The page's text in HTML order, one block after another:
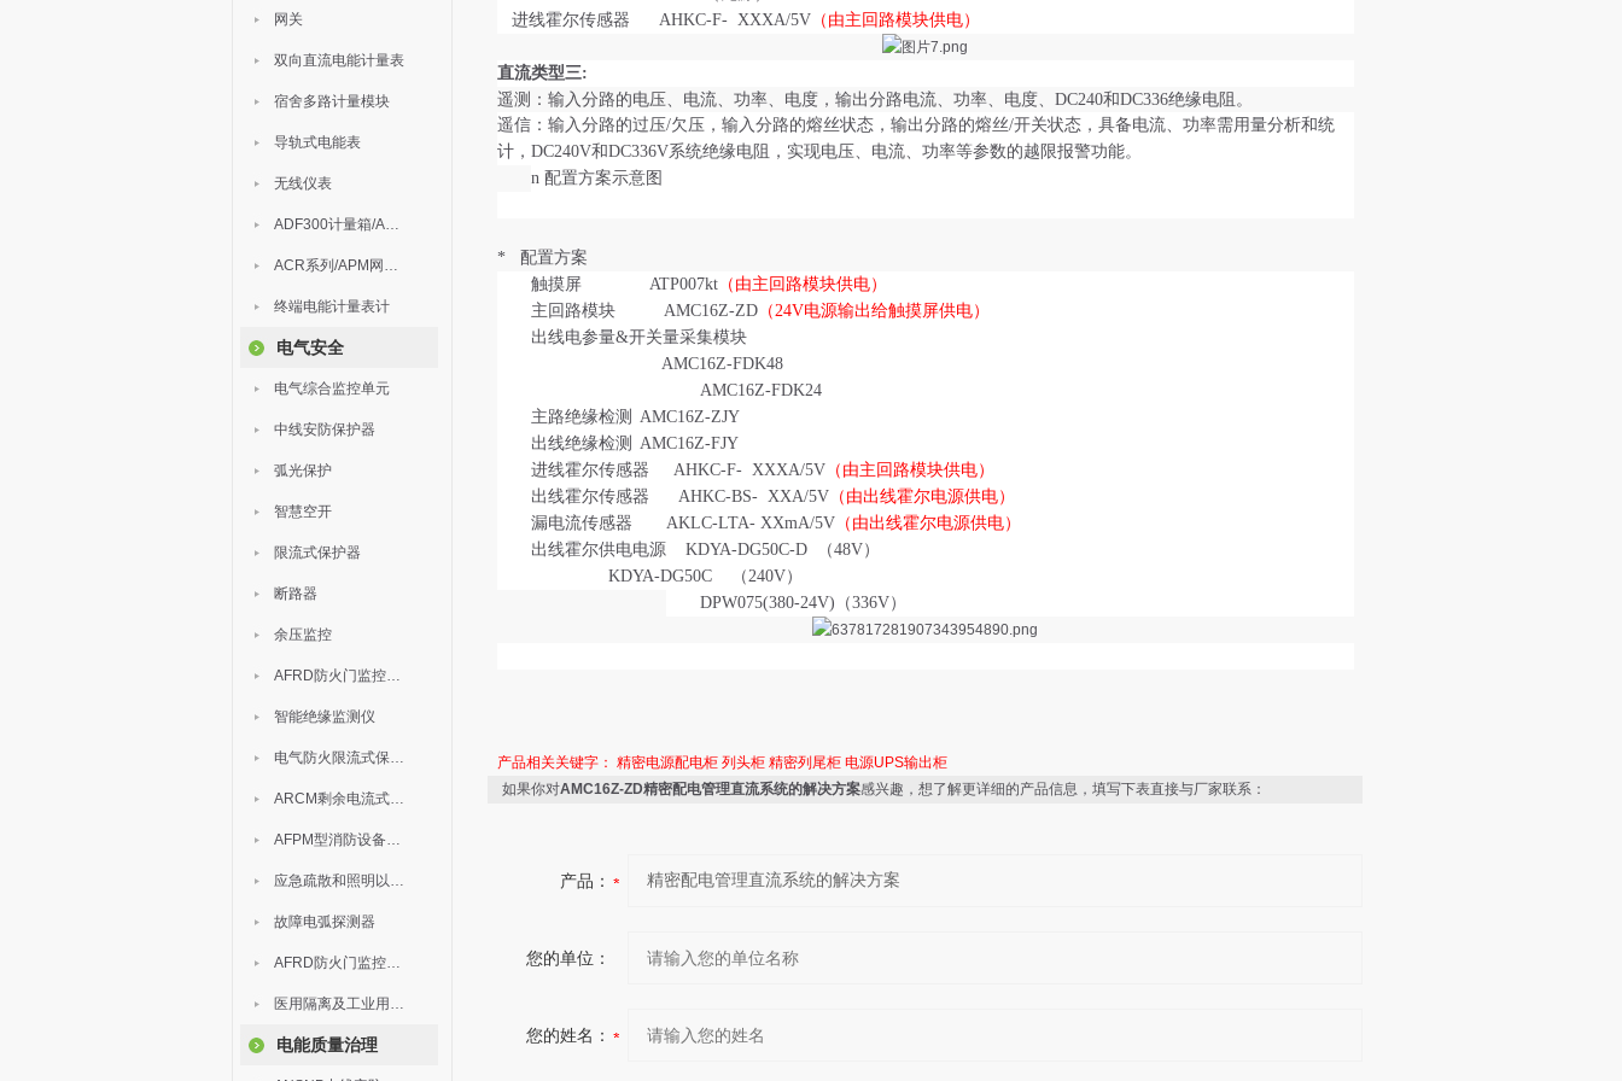
网关
双向直流电能计量表
宿舍多路计量模块
导轨式电能表
无线仪表
ADF300计量箱/AEW无线计量
ACR系列/APM网络电力仪表
终端电能计量表计
电气安全
电气综合监控单元
中线安防保护器
弧光保护
智慧空开
限流式保护器
断路器
余压监控
AFRD防火门监控模块
智能绝缘监测仪
电气防火限流式保护器
ARCM剩余电流式电气火灾监控装置
AFPM型消防设备电源监控系统
应急疏散和照明以及灯具
故障电弧探测器
AFRD防火门监控系统
医用隔离及工业用电绝缘检测
电能质量治理
进线霍尔传感器 AHKC-F- XXXA/5V（由主回路模块供电）
直流类型三:
遥测：输入分路的电压、电流、功率、电度，输出分路电流、功率、电度、 DC240和DC336绝缘电阻。
遥信：输入分路的过压/欠压，输入分路的熔丝状态，输出分路的熔丝/开关状态，具备电流、功率需用量分析和统
计，DC240V和DC336V系统绝缘电阻，实现电压、电流、功率等参数的越限报警功能。
n 配置方案示意图
* 配置方案
触摸屏ATP007kt（由主回路模块供电）
主回路模块AMC16Z-ZD（24V电源输出给触摸屏供电）
出线电参量&开关量采集模块
AMC16Z-FDK48
AMC16Z-FDK24
主路绝缘检测 AMC16Z-ZJY
出线绝缘检测 AMC16Z-FJY
进线霍尔传感器
AHKC-F- XXXA/5V（由主回路模块供电）
出线霍尔传感器 AHKC-BS-XXA/5V（由出线霍尔电源供电）
漏电流传感器
AKLC-LTA- XXmA/5V（由出线霍尔电源供电）
出线霍尔供电电源
KDYA-DG50C-D （48V）
KDYA-DG50C
（240V）
DPW075(380-24V)（336V）
产品相关关键字： 精密电源配电柜 列头柜 精密列尾柜 电源UPS输出柜
如果你对AMC16Z-ZD精密配电管理直流系统的解决方案感兴趣，想了解更详细的产品信息，填写下表直接与厂家联系：
产品：
您的单位：
您的姓名：